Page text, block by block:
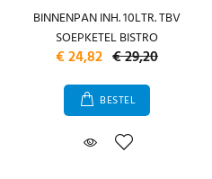
BINNENPAN INH. 10LTR. TBV
SOEPKETEL BISTRO
€ 24,82 € 29,20
BESTEL